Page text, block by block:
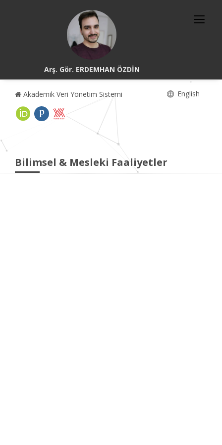
Arş. Gör. ERDEMHAN ÖZDİN
Akademik Veri Yönetim Sistemi English
Bilimsel & Mesleki Faaliyetler